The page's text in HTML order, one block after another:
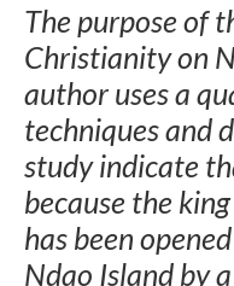
The purpose of
Christianity on
author uses a
techniques and
study indicate
because the
has been
Ndao Island by